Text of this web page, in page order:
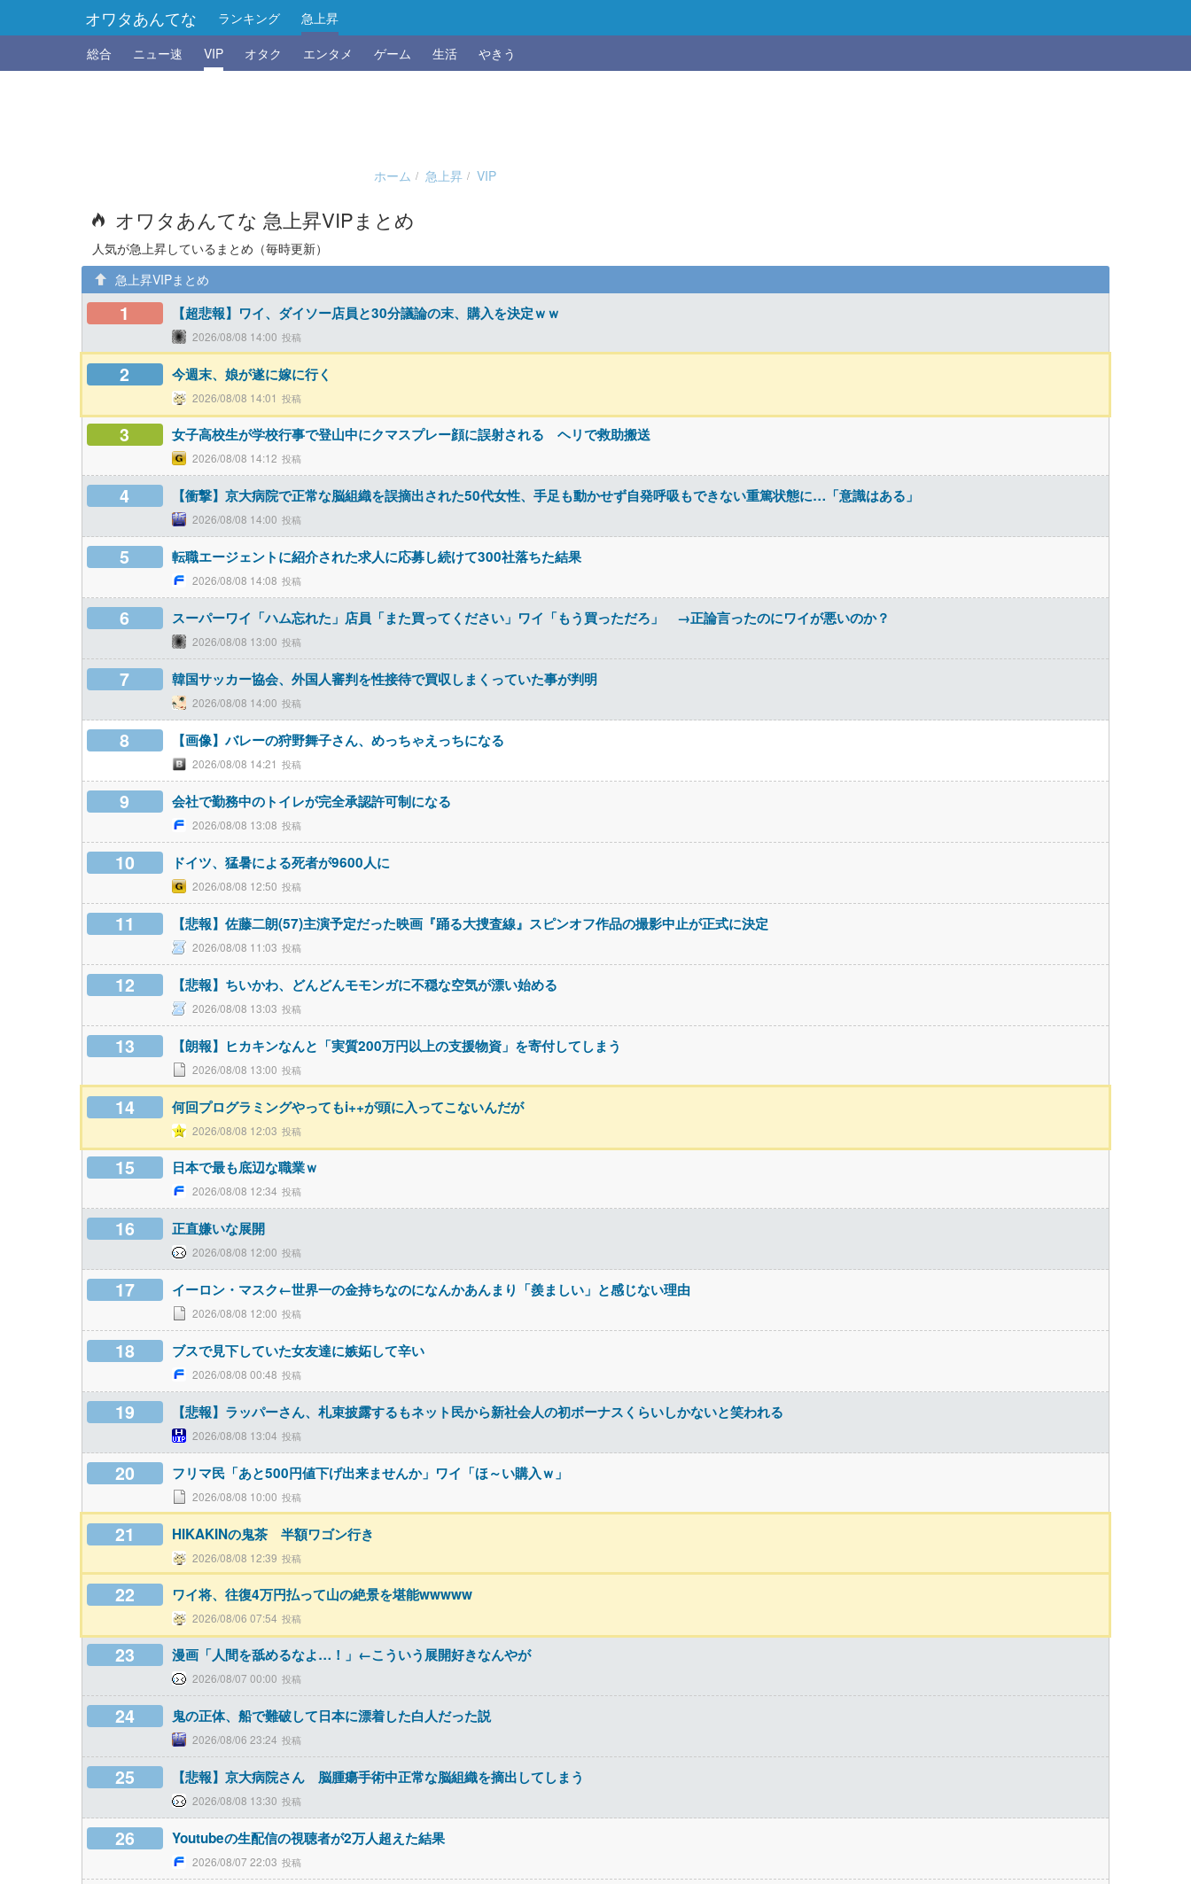
オワタあんてな ランキング
急上昇
総合
ニュー速 VIP オタク エンタメ ゲーム 生活 やきう
ホーム 急上昇 VIP
オワタあんてな 急上昇VIPまとめ
人気が急上昇しているまとめ（毎時更新）
急上昇VIPまとめ
1 【超悲報】ワイ、ダイソー店員と30分議論の末、購入を決定ｗｗ
2026/08/08 14:00
2 今週末、娘が遂に嫁に行く
2026/08/08 14:01
3 女子高校生が学校行事で登山中にクマスプレー顔に誤射される ヘリで救助搬送
2026/08/08 14:12
4 【衝撃】京大病院で正常な脳組織を誤摘出された50代女性、手足も動かせず自発呼吸もできない重篤状態に…「意識はある」
2026/08/08 14:00
5 転職エージェントに紹介された求人に応募し続けて300社落ちた結果
2026/08/08 14:08
6 スーパーワイ「ハム忘れた」店員「また買ってください」ワイ「もう買っただろ」 →正論言ったのにワイが悪いのか？
2026/08/08 13:00
7 韓国サッカー協会、外国人審判を性接待で買収しまくっていた事が判明
2026/08/08 14:00
8 【画像】バレーの狩野舞子さん、めっちゃえっちになる
2026/08/08 14:21
9 会社で勤務中のトイレが完全承認許可制になる
2026/08/08 13:08
10 ドイツ、猛暑による死者が9600人に
2026/08/08 12:50
11 【悲報】佐藤二朗(57)主演予定だった映画『踊る大捜査線』スピンオフ作品の撮影中止が正式に決定
2026/08/08 11:03
12 【悲報】ちいかわ、どんどんモモンガに不穏な空気が漂い始める
2026/08/08 13:03
13 【朗報】ヒカキンなんと「実質200万円以上の支援物資」を寄付してしまう
2026/08/08 13:00
14 何回プログラミングやってもi++が頭に入ってこないんだが
2026/08/08 12:03
15 日本で最も底辺な職業ｗ
2026/08/08 12:34
16 正直嫌いな展開
2026/08/08 12:00
17 イーロン・マスク←世界一の金持ちなのになんかあんまり「羨ましい」と感じない理由
2026/08/08 12:00
18 ブスで見下していた女友達に嫉妬して辛い
2026/08/08 00:48
19 【悲報】ラッパーさん、札束披露するもネット民から新社会人の初ボーナスくらいしかないと笑われる
2026/08/08 13:04
20 フリマ民「あと500円値下げ出来ませんか」ワイ「ほ～い購入ｗ」
2026/08/08 10:00
21 HIKAKINの鬼茶 半額ワゴン行き
2026/08/08 12:39
22 ワイ将、往復4万円払って山の絶景を堪能wwwww
2026/08/06 07:54
23 漫画「人間を舐めるなよ…！」←こういう展開好きなんやが
2026/08/07 00:00
24 鬼の正体、船で難破して日本に漂着した白人だった説
2026/08/06 23:24
25 【悲報】京大病院さん 脳腫瘍手術中正常な脳組織を摘出してしまう
2026/08/08 13:30
26 Youtubeの生配信の視聴者が2万人超えた結果
2026/08/07 22:03